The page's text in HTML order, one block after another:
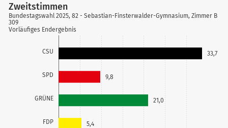
CSU
SPD
GRÜNE
FDP
33,7
9,8
21,0
5,4
Zweitstimmen
Bundestagswahl 2025, 82 - Sebastian-Finsterwalder-Gymnasium, Zimmer B
309
Vorläufiges Endergebnis